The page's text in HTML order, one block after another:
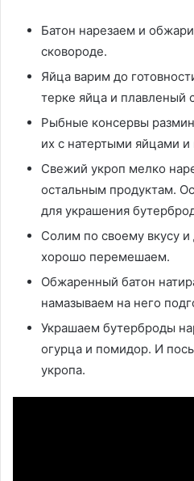
Батон нарезаем и
сковороде.
Яйца варим до
терке яйца и плавленый
Рыбные консервы
их с натертыми яйцами
Свежий укроп мелко
остальным продуктам.
для украшения
Солим по своему вкусу и
хорошо перемешаем.
Обжаренный батон
намазываем на него
Украшаем бутерброды
огурца и помидор. И
укропа.